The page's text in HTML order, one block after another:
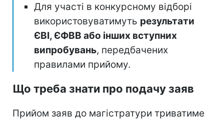
Для участі в конкурсному відборі
використовуватимуть результати
ЄВІ, ЄФВВ або інших вступних
випробувань, передбачених
правилами прийому.
Що треба знати про подачу заяв
Прийом заяв до магістратури триватиме